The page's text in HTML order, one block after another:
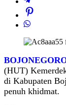
(HUT)
di Kabupaten
penuh khidmat.